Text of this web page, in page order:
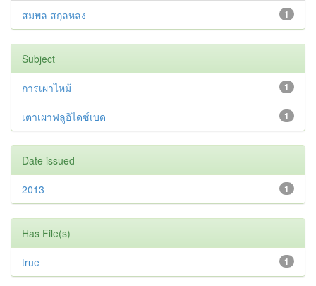
1
สมพล สกุลหลง
Subject
1
การเผาไหม้
1
เตาเผาฟลูอิไดซ์เบด
Date issued
1
2013
Has File(s)
1
true